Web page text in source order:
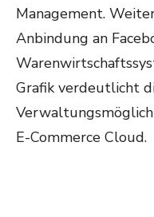
Management.
Anbindung an
Grafik verdeutlicht
E-Commerce Cloud.